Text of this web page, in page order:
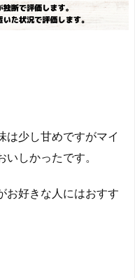
は少し甘めですがマイ
しかったです。
お好きな人にはおすす